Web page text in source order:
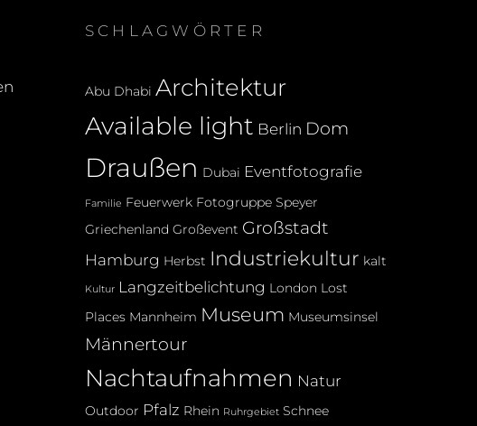
SCHLAGWÖRTER
Abu Dhabi Architektur
Available light Berlin Dom
Draußen Dubai Eventfotografie
Familie Feuerwerk Fotogruppe Speyer
Griechenland Großevent Großstadt
Hamburg Herbst Industriekultur kalt
Kultur Langzeitbelichtung London Lost
Places Mannheim Museum Museumsinsel
Männertour
Nachtaufnahmen Natur
Outdoor Pfalz Rhein Ruhrgebiet Schnee